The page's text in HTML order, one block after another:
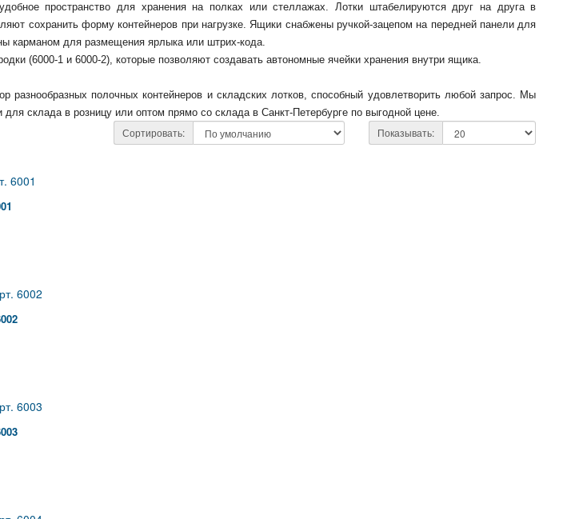
пространство для хранения на полках или стеллажах. Лотки штабелируются друг на друга в
сохранить форму контейнеров при нагрузке. Ящики снабжены ручкой-зацепом на передней панели для
карманом для размещения ярлыка или штрих-кода.
(6000-1 и 6000-2), которые позволяют создавать автономные ячейки хранения внутри ящика.
разнообразных полочных контейнеров и складских лотков, способный удовлетворить любой запрос. Мы
склада в розницу или оптом прямо со склада в Санкт-Петербурге по выгодной цене.
Сортировать: Показывать: